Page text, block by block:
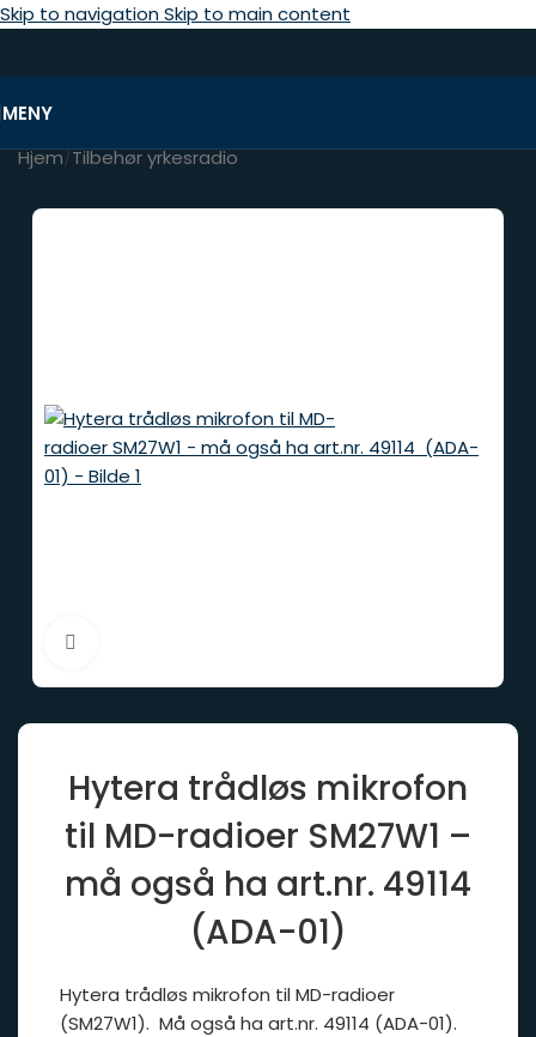
Skip to navigationSkip to main content
MENY
Hjem/Tilbehør yrkesradio
Hytera trådløs mikrofon
til MD-radioer SM27W1 –
må også ha art.nr. 49114
(ADA-01)
Hytera trådløs mikrofon til MD-radioer
(SM27W1). Må også ha art.nr. 49114 (ADA-01).